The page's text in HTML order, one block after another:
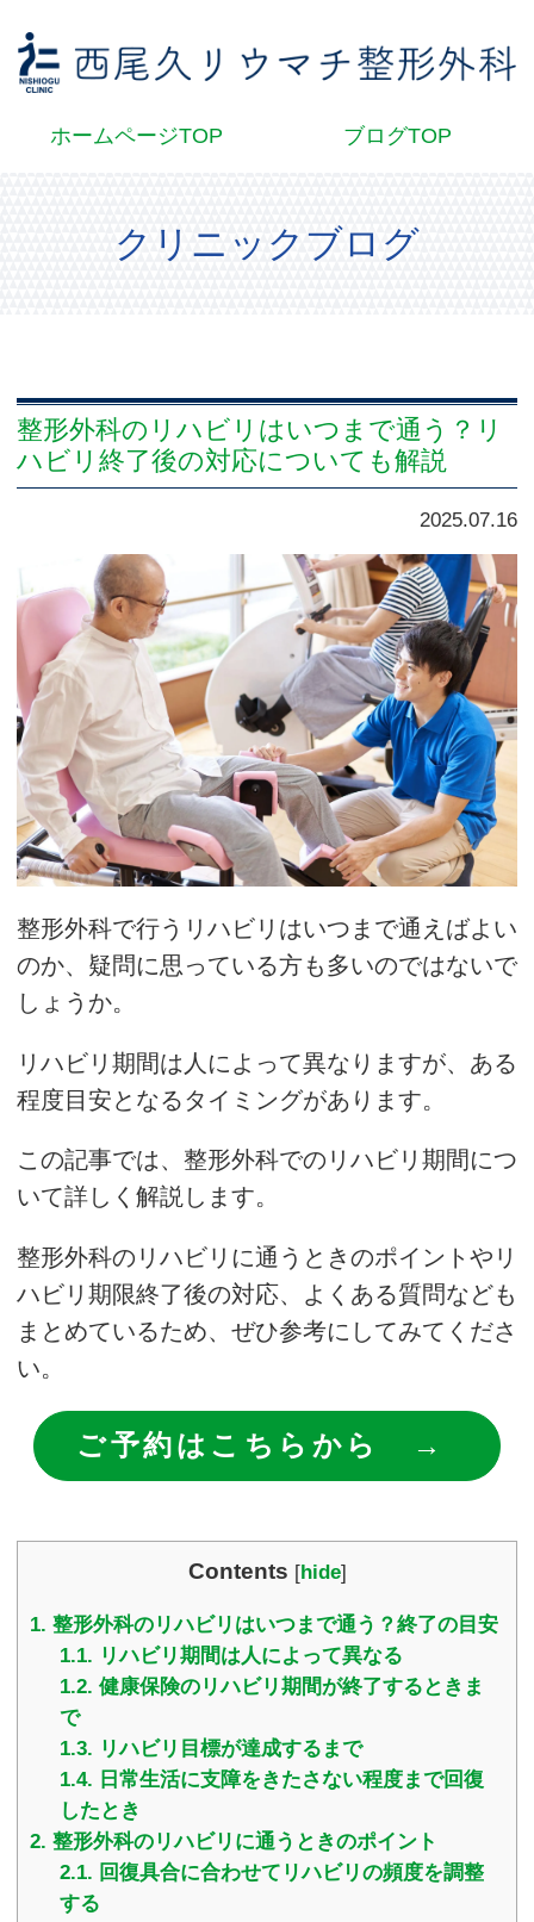
ホームページTOP ブログTOP
クリニックブログ
整形外科のリハビリはいつまで通う？リ
ハビリ終了後の対応についても解説
2025.07.16
整形外科で行うリハビリはいつまで通えばよい
のか、疑問に思っている方も多いのではないで
しょうか。
リハビリ期間は人によって異なりますが、ある
程度目安となるタイミングがあります。
この記事では、整形外科でのリハビリ期間につ
いて詳しく解説します。
整形外科のリハビリに通うときのポイントやリ
ハビリ期限終了後の対応、よくある質問なども
まとめているため、ぜひ参考にしてみてくださ
い。
ご予約はこちらから →
Contents [hide]
1. 整形外科のリハビリはいつまで通う？終了の目安
1.1. リハビリ期間は人によって異なる
1.2. 健康保険のリハビリ期間が終了するときま
で
1.3. リハビリ目標が達成するまで
1.4. 日常生活に支障をきたさない程度まで回復
したとき
2. 整形外科のリハビリに通うときのポイント
2.1. 回復具合に合わせてリハビリの頻度を調整
する